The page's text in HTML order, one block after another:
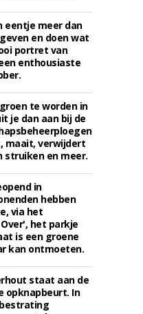
eentje meer dan
en doen wat
portret van
enthousiaste
te worden in
je dan aan bij de
maait, verwijdert
struiken en meer.
in
hebben
via het
het parkje
is een groene
kan ontmoeten.
staat aan de
opknapbeurt. In